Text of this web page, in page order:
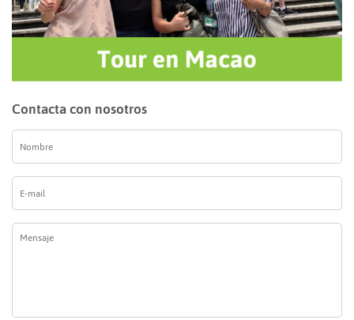
Contacta con nosotros
Nombre
mail
*